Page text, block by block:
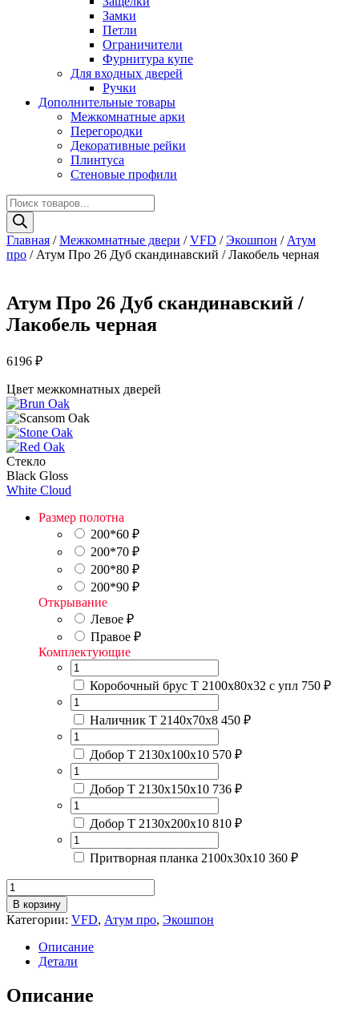
Замки
Петли
Ограничители
Фурнитура купе
Для входных дверей
Ручки
Дополнительные товары
Межкомнатные арки
Перегородки
Декоративные рейки
Плинтуса
Стеновые профили
Поиск
товаров
Главная /Межкомнатные двери /VFD /Экошпон / Атум
про / Атум Про 26 Дуб скандинавский / Лакобель черная
Атум Про 26 Дуб скандинавский /
Лакобель черная
6196 ₽
Цвет межкомнатных дверей
Стекло
Black Gloss
White Cloud
Размер полотна
200*60 ₽
200*70 ₽
200*80 ₽
200*90 ₽
Открывание
Левое ₽
Правое ₽
Комплектующие
Коробочный брус Т 2100х80х32 с упл 750 ₽
Наличник Т 2140х70х8 450 ₽
Добор Т 2130х100х10 570 ₽
Добор Т 2130х150х10 736 ₽
Добор Т 2130х200х10 810 ₽
Притворная планка 2100х30х10 360 ₽
Количество
товара
Атум
Про
Дуб
скандинавский
Лакобель
В корзину
Категории: VFD, Атум про, Экошпон
Описание
Детали
Описание